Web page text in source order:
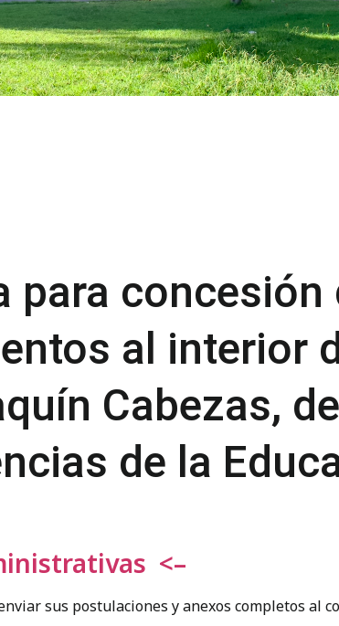
para concesión
al interior
Cabezas,
de la
<–
sus postulaciones y anexos completos al